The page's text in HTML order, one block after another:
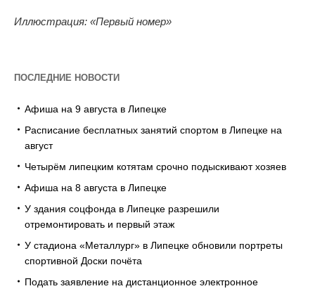
Иллюстрация: «Первый номер»
ПОСЛЕДНИЕ НОВОСТИ
Афиша на 9 августа в Липецке
Расписание бесплатных занятий спортом в Липецке на
август
Четырём липецким котятам срочно подыскивают хозяев
Афиша на 8 августа в Липецке
У здания соцфонда в Липецке разрешили
отремонтировать и первый этаж
У стадиона «Металлург» в Липецке обновили портреты
спортивной Доски почёта
Подать заявление на дистанционное электронное